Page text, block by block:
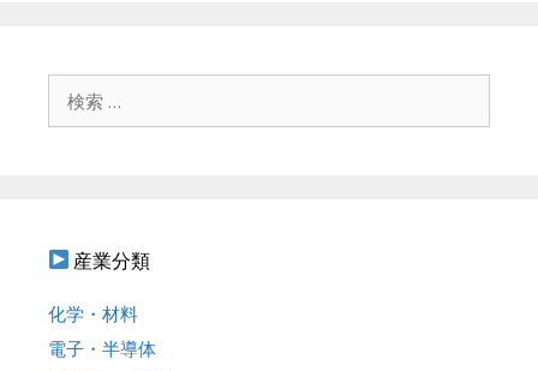
産業分類
化学・材料
電子・半導体